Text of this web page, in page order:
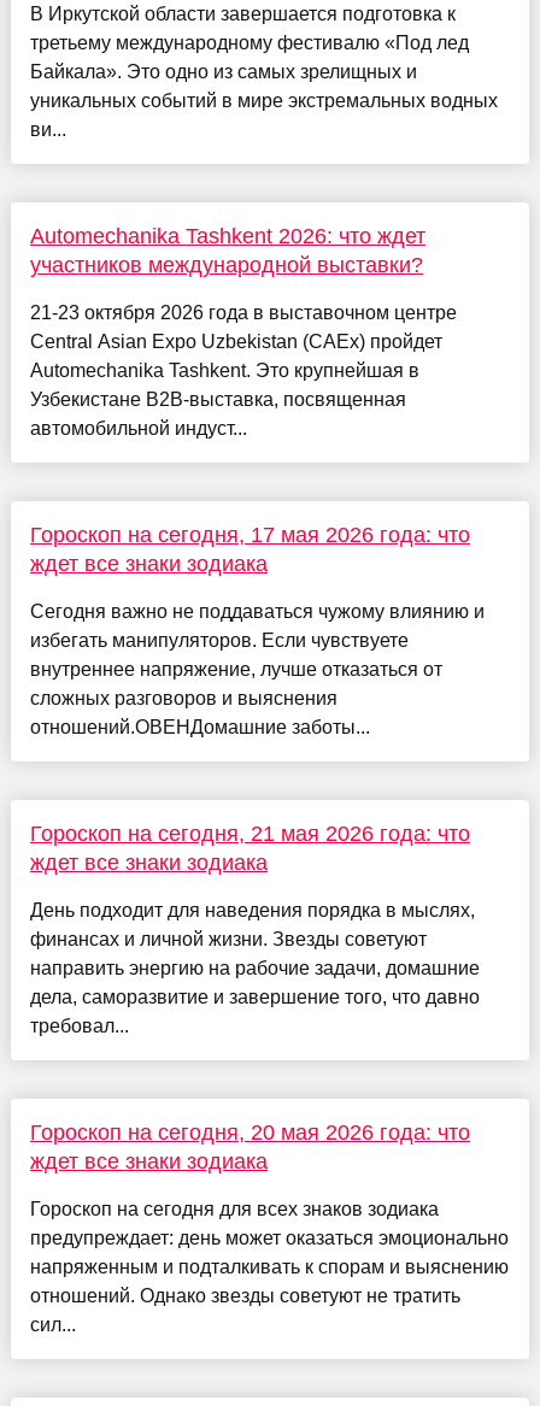
В Иркутской области завершается подготовка к
третьему международному фестивалю «Под лед
Байкала». Это одно из самых зрелищных и
уникальных событий в мире экстремальных водных
ви...
Automechanika Tashkent 2026: что ждет
участников международной выставки?
21-23 октября 2026 года в выставочном центре
Central Asian Expo Uzbekistan (CAEx) пройдет
Automechanika Tashkent. Это крупнейшая в
Узбекистане B2B-выставка, посвященная
автомобильной индуст...
Гороскоп на сегодня, 17 мая 2026 года: что
ждет все знаки зодиака
Сегодня важно не поддаваться чужому влиянию и
избегать манипуляторов. Если чувствуете
внутреннее напряжение, лучше отказаться от
сложных разговоров и выяснения
отношений.ОВЕНДомашние заботы...
Гороскоп на сегодня, 21 мая 2026 года: что
ждет все знаки зодиака
День подходит для наведения порядка в мыслях,
финансах и личной жизни. Звезды советуют
направить энергию на рабочие задачи, домашние
дела, саморазвитие и завершение того, что давно
требовал...
Гороскоп на сегодня, 20 мая 2026 года: что
ждет все знаки зодиака
Гороскоп на сегодня для всех знаков зодиака
предупреждает: день может оказаться эмоционально
напряженным и подталкивать к спорам и выяснению
отношений. Однако звезды советуют не тратить
сил...